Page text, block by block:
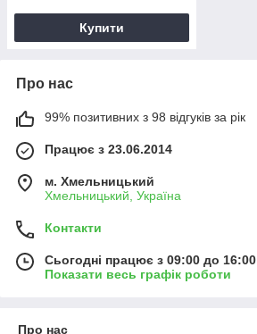
Купити
Про нас
99% позитивних з 98 відгуків за рік
Працює з 23.06.2014
м. Хмельницький
Хмельницький, Україна
Контакти
Сьогодні працює з 09:00 до 16:00
Показати весь графік роботи
Про нас